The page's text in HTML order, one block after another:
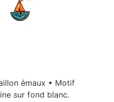
émaux • Motif
sur fond blanc.